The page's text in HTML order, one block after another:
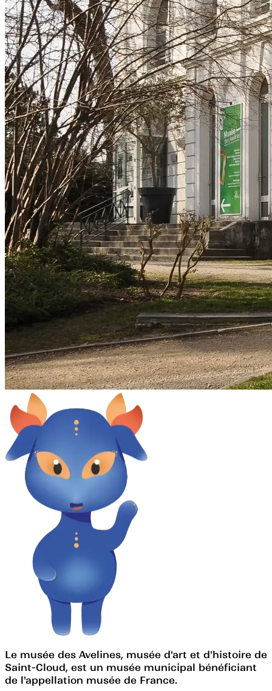
Le musée des Avelines, musée d'art et d'histoire de
Saint-Cloud, est un musée municipal bénéficiant
de l'appellation musée de France.